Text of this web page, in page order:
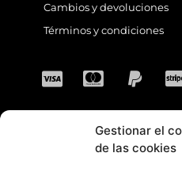
Gestionar el
de las cookies
Cambios y devoluciones
Términos y condiciones
CONTACTO